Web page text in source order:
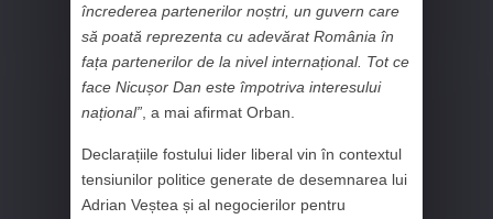
încrederea partenerilor noștri, un guvern care
să poată reprezenta cu adevărat România în
fața partenerilor de la nivel internațional. Tot ce
face Nicușor Dan este împotriva interesului
național” , a mai afirmat Orban.
Declarațiile fostului lider liberal vin în contextul
tensiunilor politice generate de desemnarea lui
Adrian Veștea și al negocierilor pentru